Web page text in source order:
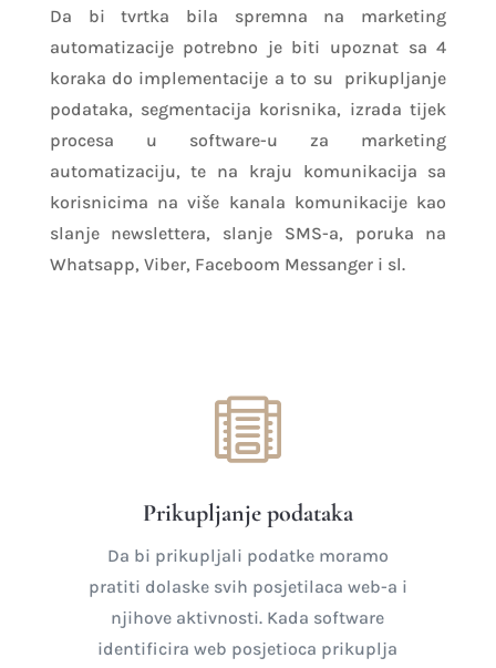
Da bi tvrtka bila spremna na marketing
automatizacije potrebno je biti upoznat sa 4
koraka do implementacije a to su prikupljanje
podataka, segmentacija korisnika, izrada tijek
procesa u software-u za marketing
automatizaciju, te na kraju komunikacija sa
korisnicima na više kanala komunikacije kao
slanje newslettera, slanje SMS-a, poruka na
Whatsapp, Viber, Faceboom Messanger i sl.

Prikupljanje podataka
Da bi prikupljali podatke moramo
pratiti dolaske svih posjetilaca web-a i
njihove aktivnosti. Kada software
identificira web posjetioca prikuplja